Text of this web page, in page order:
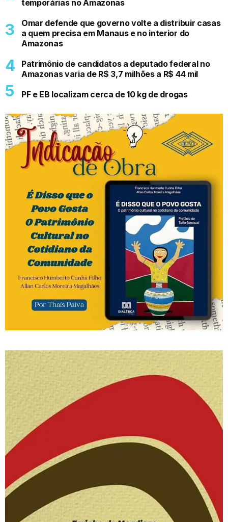
temporárias no Amazonas
Omar defende que governo volte a distribuir casas
a quem precisa em Manaus e no interior do
Amazonas
Patrimônio de candidatos a deputado federal no
Amazonas varia de R$ 3,7 milhões a R$ 44 mil
PF e EB localizam cerca de 10 kg de drogas